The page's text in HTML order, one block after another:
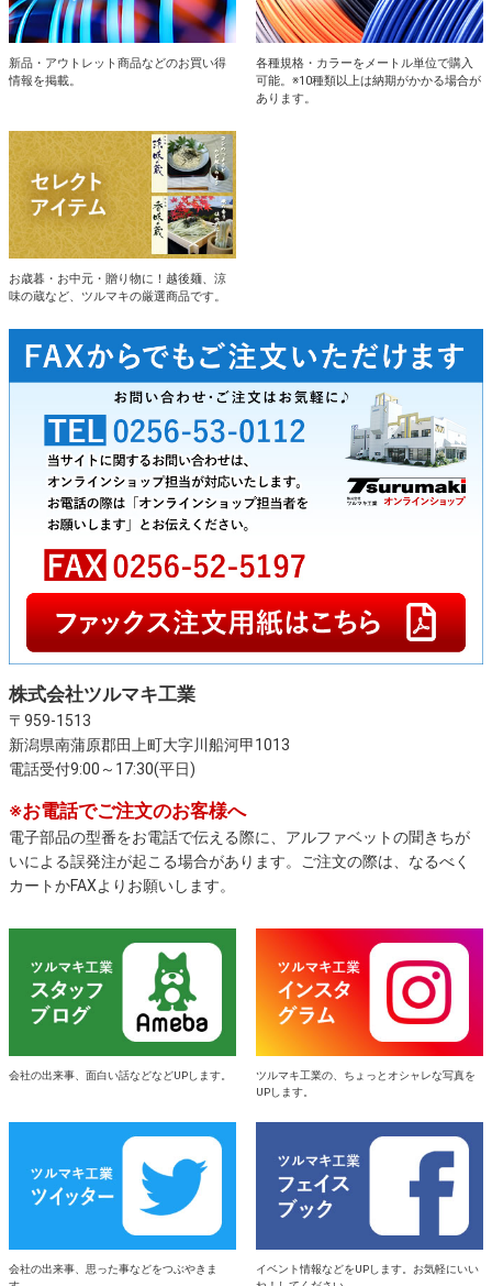
新品・アウトレット商品などのお買い得
情報を掲載。
各種規格・カラーをメートル単位で購入
可能。※10種類以上は納期がかかる場合が
あります。
お歳暮・お中元・贈り物に！越後麺、涼
味の蔵など、ツルマキの厳選商品です。
株式会社ツルマキ工業
〒959-1513
新潟県南蒲原郡田上町大字川船河甲1013
電話受付9:00～17:30(平日)
※お電話でご注文のお客様へ
電子部品の型番をお電話で伝える際に、アルファベットの聞きちが
いによる誤発注が起こる場合があります。ご注文の際は、なるべく
カートかFAXよりお願いします。
会社の出来事、面白い話などなどUPします。
ツルマキ工業の、ちょっとオシャレな写真を
UPします。
会社の出来事、思った事などをつぶやきま
イベント情報などをUPします。お気軽にいい